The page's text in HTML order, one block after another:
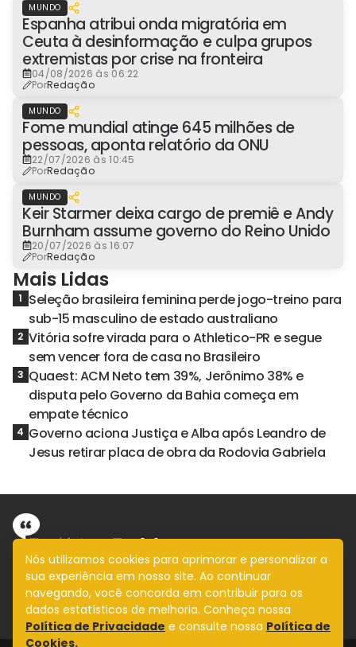
MUNDO
Espanha atribui onda migratória em
Ceuta à desinformação e culpa grupos
extremistas por crise na fronteira
04/08/2026 às 06:22
PorRedação
MUNDO
Fome mundial atinge 645 milhões de
pessoas, aponta relatório da ONU
22/07/2026 às 10:45
PorRedação
MUNDO
Keir Starmer deixa cargo de premiê e Andy
Burnham assume governo do Reino Unido
20/07/2026 às 16:07
PorRedação
Mais Lidas
1 Seleção brasileira feminina perde jogo-treino para
sub-15 masculino de estado australiano
2 Vitória sofre virada para o Athletico-PR e segue
sem vencer fora de casa no Brasileiro
3 Quaest: ACM Neto tem 39%, Jerônimo 38% e
disputa pelo Governo da Bahia começa em
empate técnico
4 Governo aciona Justiça e Alba após Leandro de
Jesus retirar placa de obra da Rodovia Gabriela
Informação com imparcialidade
SIGA
Nós utilizamos cookies para aprimorar e personalizar a
sua experiência em nosso site. Ao continuar
navegando, você concorda em contribuir para os
dados estatísticos de melhoria. Conheça nossa
Política de Privacidade e consulte nossa Política de
Cookies.